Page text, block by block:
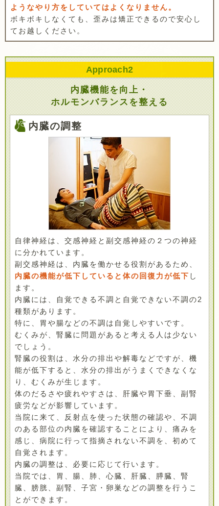
ようなやり方をしていてはよくなりません。
ボキボキしなくても、歪みは矯正できるので安心し
てお越しください。
Approach2
内臓機能を向上・
ホルモンバランスを整える
内臓の調整
自律神経は、交感神経と副交感神経の２つの神経
に分かれています。
副交感神経は、内臓を働かせる役割があるため、
内臓の機能が低下していると体の回復力が低下 し
ます。
内臓には、自覚できる不調と自覚できない不調の2
種類があります。
特に、胃や腸などの不調は自覚しやすいです。
むくみが、腎臓に問題があると考える人は少ない
でしょう。
腎臓の役割は、水分の排出や解毒などですが、機
能が低下すると、水分の排出がうまくできなくな
り、むくみが生じます。
体のだるさや疲れやすさは、肝臓や胃下垂、副腎
疲労などが影響しています。
当院に来て、反射点を使った状態の確認や、不調
のある部位の内臓を確認することにより、痛みを
感じ、病院に行って指摘されない不調を、初めて
自覚されます。
内臓の調整は、必要に応じて行います。
当院では、胃、腸、肺、心臓、肝臓、膵臓、腎
臓、膀胱、副腎、子宮・卵巣などの調整を行うこ
とができます。